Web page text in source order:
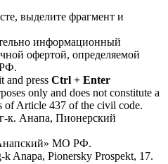
выделите фрагмент и
информационный
офертой, определяемой
and press Ctrl + Enter
only and does not constitute a
of Article 437 of the civil code.
к. Анапа, Пионерский
МО РФ.
Anapa, Pionersky Prospekt, 17.